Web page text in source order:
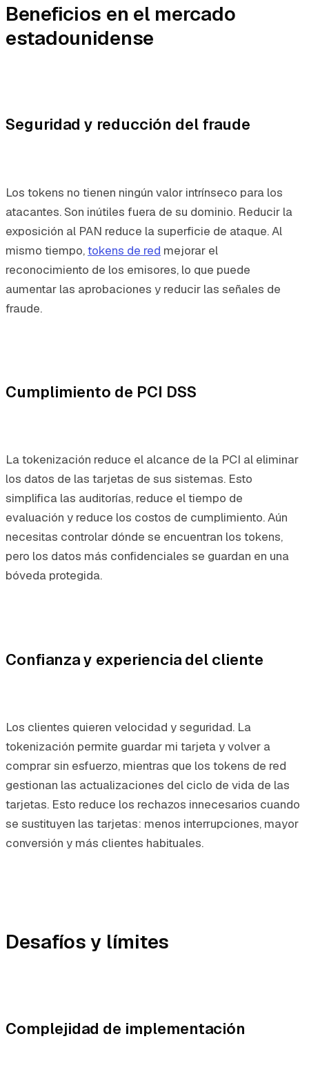
Beneficios en el mercado
estadounidense
Seguridad y reducción del fraude
Los tokens no tienen ningún valor intrínseco para los
atacantes. Son inútiles fuera de su dominio. Reducir la
exposición al PAN reduce la superficie de ataque. Al
mismo tiempo,tokens de red mejorar el
reconocimiento de los emisores, lo que puede
aumentar las aprobaciones y reducir las señales de
fraude.
Cumplimiento de PCI DSS
La tokenización reduce el alcance de la PCI al eliminar
los datos de las tarjetas de sus sistemas. Esto
simplifica las auditorías, reduce el tiempo de
evaluación y reduce los costos de cumplimiento. Aún
necesitas controlar dónde se encuentran los tokens,
pero los datos más confidenciales se guardan en una
bóveda protegida.
Confianza y experiencia del cliente
Los clientes quieren velocidad y seguridad. La
tokenización permite guardar mi tarjeta y volver a
comprar sin esfuerzo, mientras que los tokens de red
gestionan las actualizaciones del ciclo de vida de las
tarjetas. Esto reduce los rechazos innecesarios cuando
se sustituyen las tarjetas: menos interrupciones, mayor
conversión y más clientes habituales.
Desafíos y límites
Complejidad de implementación